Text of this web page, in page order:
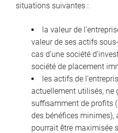
situations suivantes :
la valeur de
valeur de ses actifs
cas d’une société
société de placement
les actifs de
actuellement utilisés, ne
suffisamment de profits
des bénéfices minimes),
pourrait être maximisée